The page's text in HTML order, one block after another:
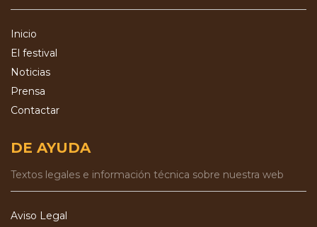
Inicio
El festival
Noticias
Prensa
Contactar
DE AYUDA
Textos legales e información técnica sobre nuestra web
Aviso Legal